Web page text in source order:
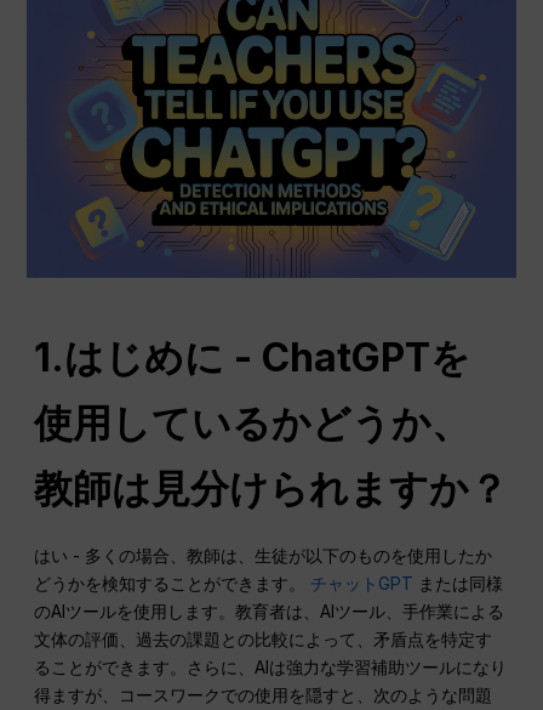
1.はじめに - ChatGPTを
使用しているかどうか、
教師は見分けられますか？
はい - 多くの場合、教師は、生徒が以下のものを使用したか
どうかを検知することができます。 チャットGPT または同様
のAIツールを使用します。教育者は、AIツール、手作業による
文体の評価、過去の課題との比較によって、矛盾点を特定す
ることができます。さらに、AIは強力な学習補助ツールになり
得ますが、コースワークでの使用を隠すと、次のような問題